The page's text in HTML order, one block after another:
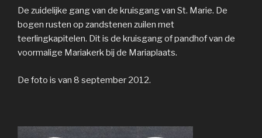
De zuidelijke gang van de kruisgang van St. Marie. De
bogen rusten op zandstenen zuilen met
teerlingkapitelen. Dit is de kruisgang of pandhof van de
voormalige Mariakerk bij de Mariaplaats.
De foto is van 8 september 2012.